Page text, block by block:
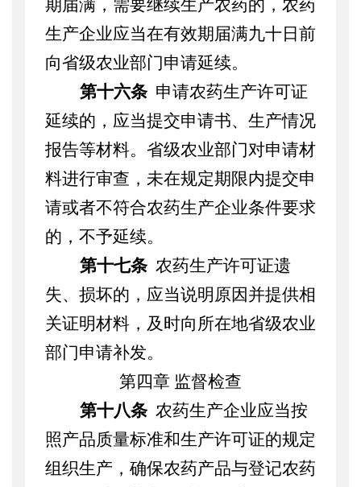
期届满，需要继续生产农药的，农药
生产企业应当在有效期届满九十日前
向省级农业部门申请延续。
第十六条 申请农药生产许可证
延续的，应当提交申请书、 生产情况
报告等材料。 省级农业部门对申请材
料进行审查，未在规定期限内提交申
请或者不符合农药生产企业条件要求
的， 不予延续。
第十七条 农药生产许可证遗
失、损坏的，应当说明原因并提供相
关证明材料，及时向所在地省级农业
部门申请补发。
第四章 监督检查
第十八条 农药生产企业应当按
照产品质量标准和生产许可证的规定
组织生产，确保农药产品与登记农药